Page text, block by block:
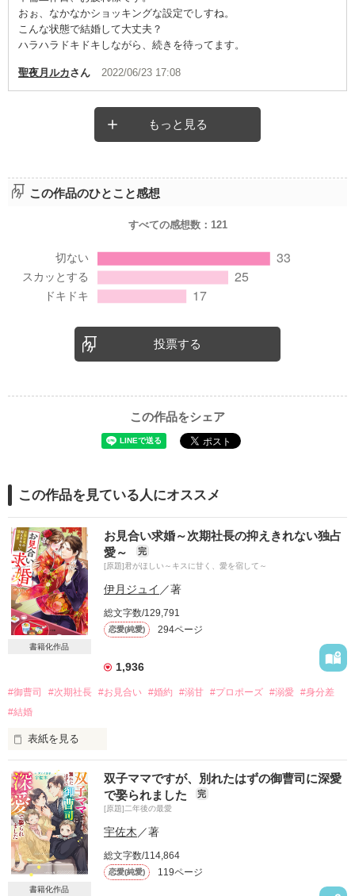
おぉ、なかなかショッキングな設定でしすね。
こんな状態で結婚して大丈夫？
ハラハラドキドキしながら、続きを待ってます。
聖夜月ルカさん 2022/06/23 17:08
もっと見る
この作品のひとこと感想
すべての感想数： 121
投票する
この作品をシェア
この作品を見ている人にオススメ
書籍化作品
お見合い求婚～次期社長の抑えきれない独占
愛～
完
[原題]君がほしい～キスに甘く、愛を宿して～
伊月ジュイ ／著
総文字数/129,791
恋愛(純愛) 294ページ
1,936
#御曹司 #次期社長 #お見合い #婚約 #溺甘 #プロポーズ #溺愛 #身分差
#結婚
表紙を見る
――隙だらけのその唇にキスしちゃえば、
俺のことを忘れるなんてできないよね？――
謎めいた派遣社員に
キスひとつで陥落させられてしまった澪
たっぷりと愛された朝、
書籍化作品
双子ママですが、別れたはずの御曹司に深愛
で娶られました
完
[原題]二年後の最愛
宇佐木 ／著
総文字数/114,864
恋愛(純愛) 119ページ